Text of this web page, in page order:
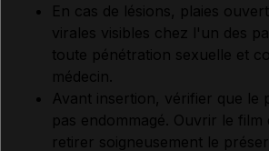
En cas de lésions, plaies
virales visibles chez l'un des
toute pénétration sexuelle et
médecin.
Avant insertion, vérifier que le
pas endommagé. Ouvrir le film
retirer soigneusement le